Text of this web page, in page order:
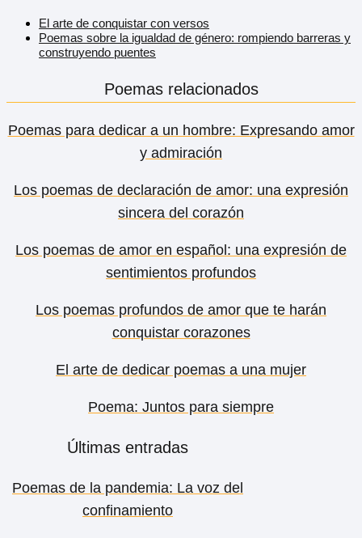
El arte de conquistar con versos
Poemas sobre la igualdad de género: rompiendo barreras y
construyendo puentes
Poemas relacionados
Poemas para dedicar a un hombre: Expresando amor
y admiración
Los poemas de declaración de amor: una expresión
sincera del corazón
Los poemas de amor en español: una expresión de
sentimientos profundos
Los poemas profundos de amor que te harán
conquistar corazones
El arte de dedicar poemas a una mujer
Poema: Juntos para siempre
Últimas entradas
Poemas de la pandemia: La voz del
confinamiento